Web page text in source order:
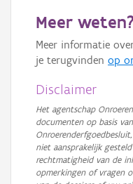
Meer
Meer informatie
je terugvinden op
Disclaimer
Het agentschap
documenten op basis
niet aansprakelijk
rechtmatigheid van de
opmerkingen of vragen